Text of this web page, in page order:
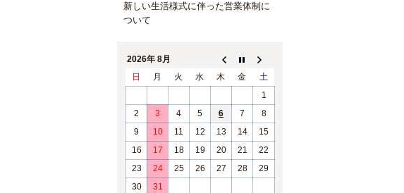
新しい生活様式に伴った営業体制に
ついて
2026年 8月
日
月 火 水 木 金
土
1
2
3 4 5 6 7
8
9
10 11 12 13 14
15
16
17 18 19 20 21
22
23
24 25 26 27 28
29
30
31